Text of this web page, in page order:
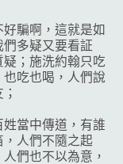
騙啊，這就是如
多疑又要看証
；施洗約翰只吃
吃也喝，人們說
當中傳道，有誰
人們不隨之起
們也不以為意，